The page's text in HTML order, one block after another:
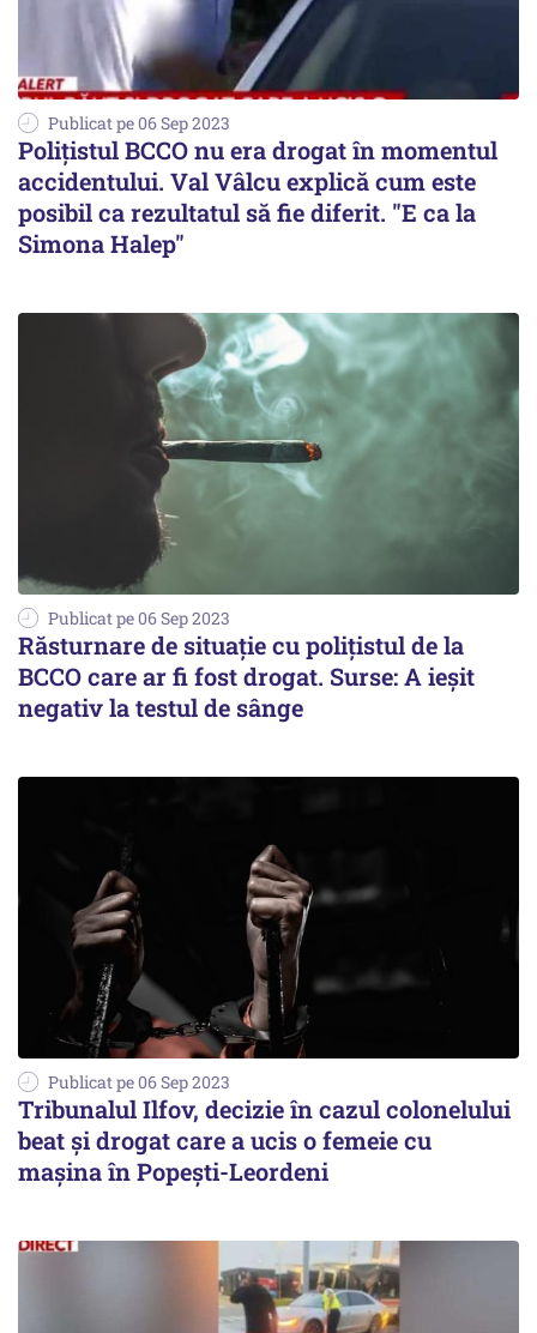
Publicat pe 06 Sep 2023
Polițistul BCCO nu era drogat în momentul
accidentului. Val Vâlcu explică cum este
posibil ca rezultatul să fie diferit. "E ca la
Simona Halep"
Publicat pe 06 Sep 2023
Răsturnare de situație cu polițistul de la
BCCO care ar fi fost drogat. Surse: A ieșit
negativ la testul de sânge
Publicat pe 06 Sep 2023
Tribunalul Ilfov, decizie în cazul colonelului
beat şi drogat care a ucis o femeie cu
maşina în Popeşti-Leordeni